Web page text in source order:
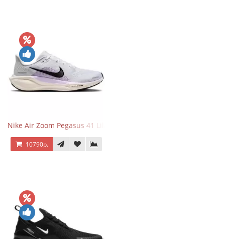
Nike Air Zoom Pegasus 41 Lilac Bloom
10790р.